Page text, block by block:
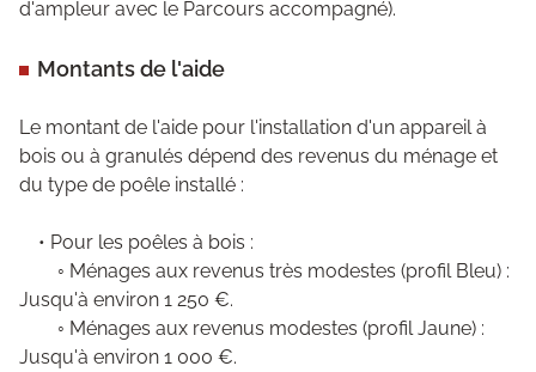
d'ampleur avec le Parcours accompagné).
Montants de l'aide
Le montant de l'aide pour l'installation d'un appareil à
bois ou à granulés dépend des revenus du ménage et
du type de poêle installé :
• Pour les poêles à bois :
◦ Ménages aux revenus très modestes (profil Bleu) :
Jusqu'à environ 1 250 €.
◦ Ménages aux revenus modestes (profil Jaune) :
Jusqu'à environ 1 000 €.